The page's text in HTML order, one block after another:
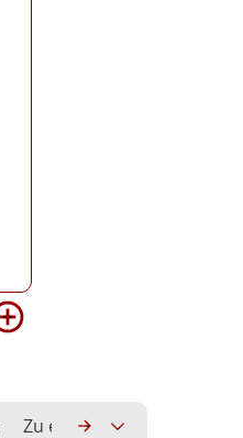
Zu erwerbende